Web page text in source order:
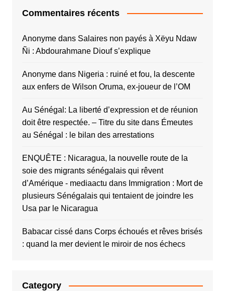
Commentaires récents
Anonymedans Salaires non payés à Xëyu Ndaw
Ñi : Abdourahmane Diouf s’explique
Anonymedans Nigeria : ruiné et fou, la descente
aux enfers de Wilson Oruma, ex-joueur de l’OM
Au Sénégal: La liberté d’expression et de réunion
doit être respectée. – Titre du sitedans Émeutes
au Sénégal : le bilan des arrestations
ENQUÊTE : Nicaragua, la nouvelle route de la
soie des migrants sénégalais qui rêvent
d’Amérique - mediaactu dans Immigration : Mort de
plusieurs Sénégalais qui tentaient de joindre les
Usa par le Nicaragua
Babacar cissédans Corps échoués et rêves brisés
: quand la mer devient le miroir de nos échecs
Category